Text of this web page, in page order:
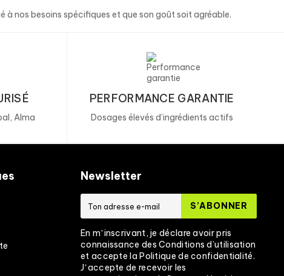
nos besoins spécifiques et que son goût soit agréable.
Alma
PERFORMANCE GARANTIE
Dosages élevés d’ingrédients actifs
Newsletter
S’ABONNER
En mʼinscrivant, je déclare avoir pris
connaissance des Conditions d’utilisation
et accepte la Politique de confidentialité.
Jʼaccepte de recevoir les